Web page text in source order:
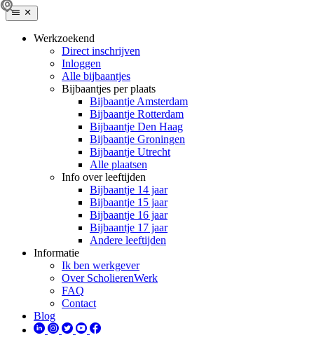
Werkzoekend
Direct inschrijven
Inloggen
Alle bijbaantjes
Bijbaantjes per plaats
Bijbaantje Amsterdam
Bijbaantje Rotterdam
Bijbaantje Den Haag
Bijbaantje Groningen
Bijbaantje Utrecht
Alle plaatsen
Info over leeftijden
Bijbaantje 14 jaar
Bijbaantje 15 jaar
Bijbaantje 16 jaar
Bijbaantje 17 jaar
Andere leeftijden
Informatie
Ik ben werkgever
Over ScholierenWerk
FAQ
Contact
Blog